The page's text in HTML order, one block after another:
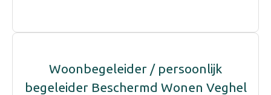
Woonbegeleider / persoonlijk
begeleider Beschermd Wonen Veghel